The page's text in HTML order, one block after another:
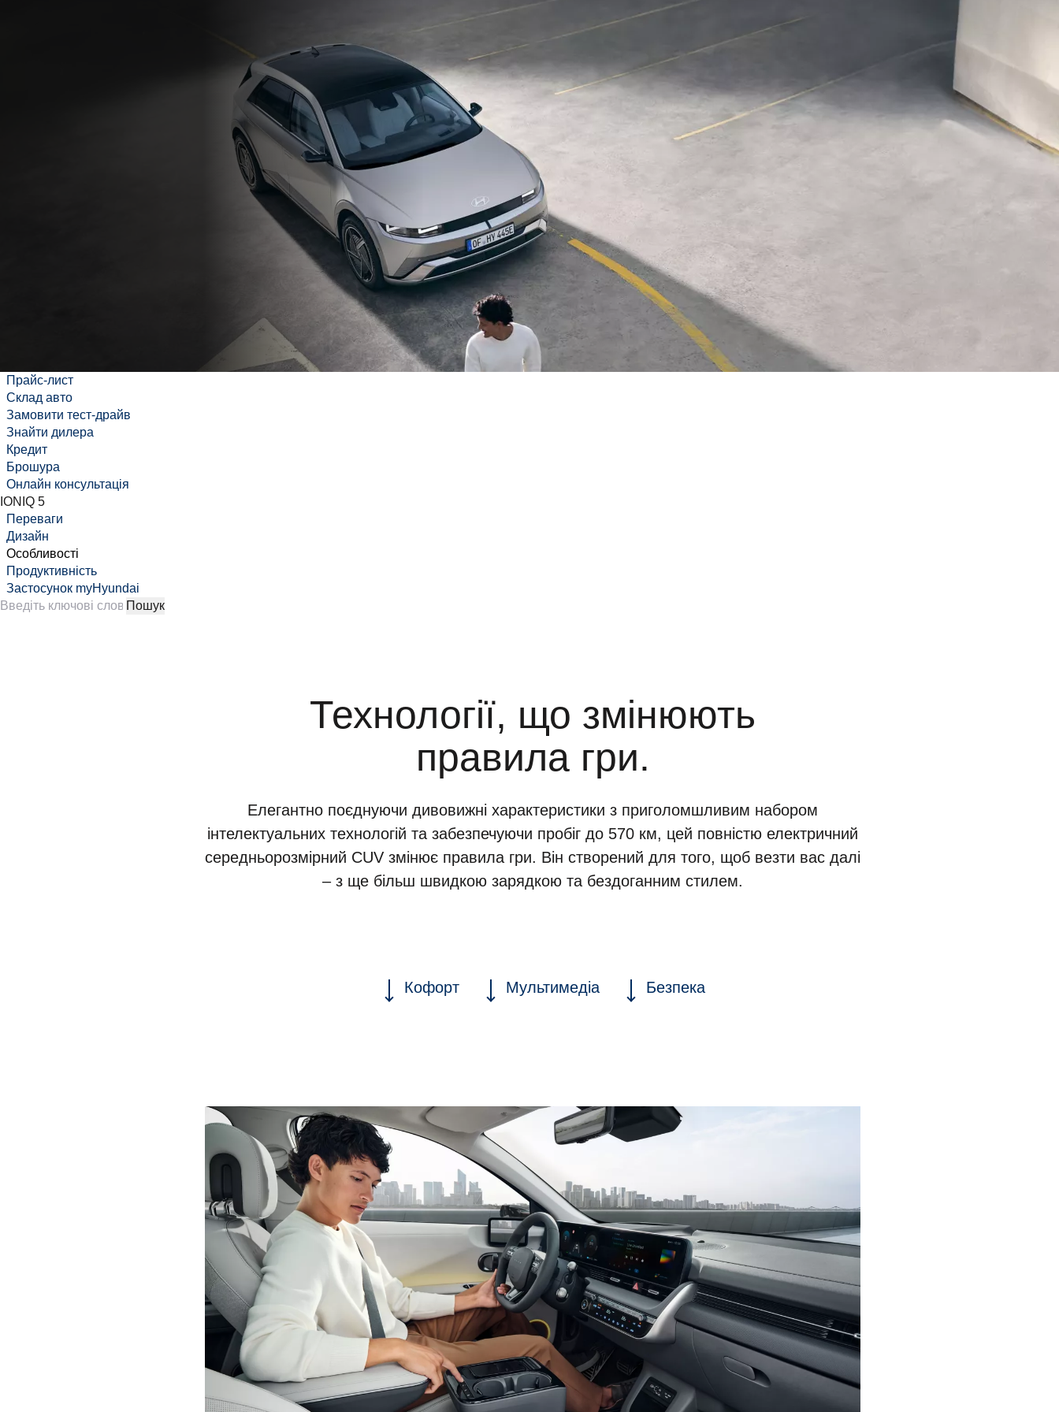
Прайс-лист
Склад авто
Замовити тест-драйв
Знайти дилера
Кредит
Брошура
Онлайн консультація
IONIQ 5
Переваги
Дизайн
Особливості
Продуктивність
Застосунок myHyundai
Технології, що змінюють
правила гри.
Елегантно поєднуючи дивовижні характеристики з приголомшливим набором
інтелектуальних технологій та забезпечуючи пробіг до 570 км, цей повністю електричний
середньорозмірний CUV змінює правила гри. Він створений для того, щоб везти вас далі
– з ще більш швидкою зарядкою та бездоганним стилем.
Кофорт Мультимедіа Безпека